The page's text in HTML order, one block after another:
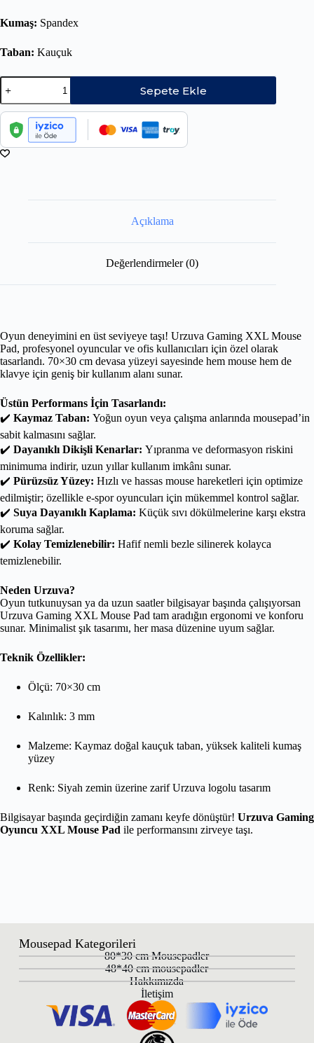
Kumaş: Spandex
Taban: Kauçuk
Sepete Ekle
Açıklama
Değerlendirmeler (0)
Oyun deneyimini en üst seviyeye taşı! Urzuva Gaming XXL Mouse
Pad, profesyonel oyuncular ve ofis kullanıcıları için özel olarak
tasarlandı. 70×30 cm devasa yüzeyi sayesinde hem mouse hem de
klavye için geniş bir kullanım alanı sunar.
Üstün Performans İçin Tasarlandı:
✔️ Kaymaz Taban: Yoğun oyun veya çalışma anlarında mousepad’in
sabit kalmasını sağlar.
✔️ Dayanıklı Dikişli Kenarlar: Yıpranma ve deformasyon riskini
minimuma indirir, uzun yıllar kullanım imkânı sunar.
✔️ Pürüzsüz Yüzey: Hızlı ve hassas mouse hareketleri için optimize
edilmiştir; özellikle e-spor oyuncuları için mükemmel kontrol sağlar.
✔️ Suya Dayanıklı Kaplama: Küçük sıvı dökülmelerine karşı ekstra
koruma sağlar.
✔️ Kolay Temizlenebilir: Hafif nemli bezle silinerek kolayca
temizlenebilir.
Neden Urzuva?
Oyun tutkunuysan ya da uzun saatler bilgisayar başında çalışıyorsan
Urzuva Gaming XXL Mouse Pad tam aradığın ergonomi ve konforu
sunar. Minimalist şık tasarımı, her masa düzenine uyum sağlar.
Teknik Özellikler:
Ölçü: 70×30 cm
Kalınlık: 3 mm
Malzeme: Kaymaz doğal kauçuk taban, yüksek kaliteli kumaş
yüzey
Renk: Siyah zemin üzerine zarif Urzuva logolu tasarım
Bilgisayar başında geçirdiğin zamanı keyfe dönüştür! Urzuva Gaming
Oyuncu XXL Mouse Pad ile performansını zirveye taşı.
Mousepad Kategorileri
80*30 cm Mousepadler
48*40 cm mousepadler
Hakkımızda
İletişim